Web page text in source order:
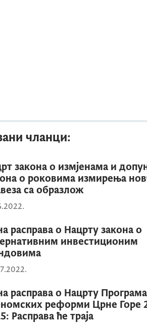
чланци:
закона о измјенама и
о роковима измирења
са образлож
расправа о Нацрту закона о
инвестиционим
расправа о Нацрту Програма
реформи Црне Горе
Расправа ће траја